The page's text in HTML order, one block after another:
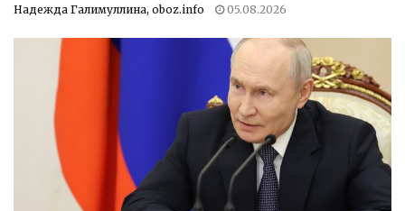
Надежда Галимуллина, oboz.info 05.08.2026